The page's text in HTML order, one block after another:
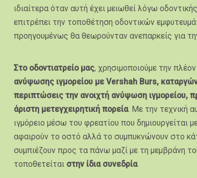
ιδιαίτερα όταν αυτή έχει μειωθεί λόγω
επιτρέπει την τοποθέτηση οδοντικών
προηγουμένως θα θεωρούνταν ανεπαρκείς για
Στο οδοντιατρείο μας, χρησιμοποιούμε την πλέον
ανύψωσης ιγμορείου με Vershah Burs,
περιπτώσεις την ανοιχτή ανύψωση ιγμορείου,
άριστη μετεγχειρητική πορεία. Με την τεχνική
ιγμόρειο μέσω του φρεατίου που δημιουργείται
αφαιρούν το οστό αλλά το συμπυκνώνουν στο
συμπιέζουν προς τα πάνω μαζί με τη μεμβράνη
τοποθετείται στην ίδια συνεδρία.